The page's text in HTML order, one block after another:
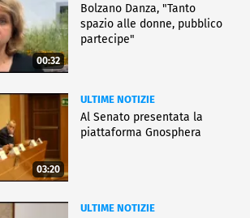
00:32
Bolzano Danza, "Tanto
spazio alle donne, pubblico
partecipe"
03:20
ULTIME NOTIZIE
Al Senato presentata la
piattaforma Gnosphera
ULTIME NOTIZIE